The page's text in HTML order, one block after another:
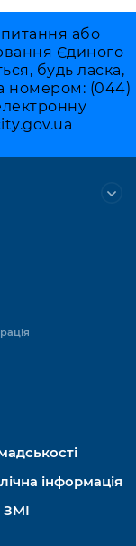
або
Єдиного
будь ласка,
номером: (044)
інформація